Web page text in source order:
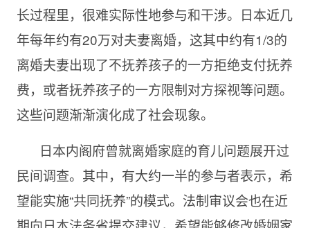
长过程里，很难实际性地参与和干涉。日本近几
年每年约有20万对夫妻离婚，这其中约有1/3的
离婚夫妻出现了不抚养孩子的一方拒绝支付抚养
费，或者抚养孩子的一方限制对方探视等问题。
这些问题渐渐演化成了社会现象。
日本内阁府曾就离婚家庭的育儿问题展开过
民间调查。其中，有大约一半的参与者表示，希
望能实施“共同抚养”的模式。法制审议会也在近